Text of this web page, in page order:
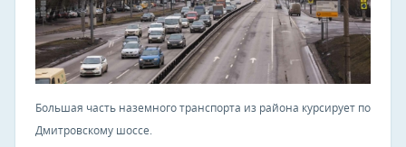
Большая часть наземного транспорта из района курсирует по
Дмитровскому шоссе.